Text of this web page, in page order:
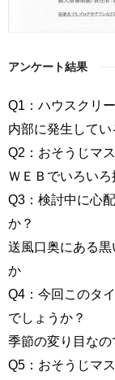
アンケート結果
Q1：ハウスクリ
内部に発生してい
Q2：おそうじマ
ＷＥＢでいろい
Q3：検討中に心
か？
送風口奥にある
か
Q4：今回このタ
でしょうか？
季節の変り目なの
Q5：おそうじマ